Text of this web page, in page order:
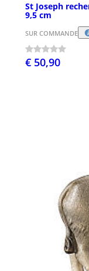
St Joseph
9,5 cm
SUR COMMANDE
€ 50,90